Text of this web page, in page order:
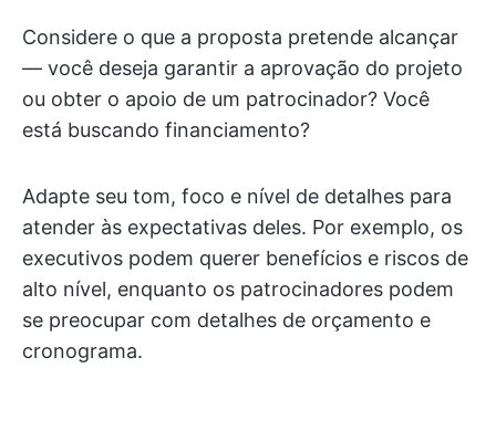
Considere o que a proposta pretende alcançar
— você deseja garantir a aprovação do projeto
ou obter o apoio de um patrocinador? Você
está buscando financiamento?
Adapte seu tom, foco e nível de detalhes para
atender às expectativas deles. Por exemplo, os
executivos podem querer benefícios e riscos de
alto nível, enquanto os patrocinadores podem
se preocupar com detalhes de orçamento e
cronograma.